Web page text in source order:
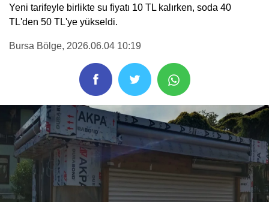
Yeni tarifeyle birlikte su fiyatı 10 TL kalırken, soda 40
TL'den 50 TL'ye yükseldi.
Bursa Bölge, 2026.06.04 10:19